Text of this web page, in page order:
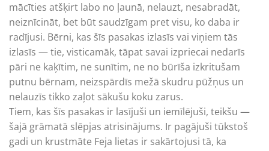
mācīties atšķirt labo no ļaunā, nelauzt, nesabradāt,
neiznīcināt, bet būt saudzīgam pret visu, ko daba ir
radījusi. Bērni, kas šīs pasakas izlasīs vai viņiem tās
izlasīs — tie, visticamāk, tāpat savai izpriecai nedarīs
pāri ne kaķītim, ne sunītim, ne no būrīša izkritušam
putnu bērnam, neizspārdīs mežā skudru pūžņus un
nelauzīs tikko zaļot sākušu koku zarus.
Tiem, kas šīs pasakas ir lasījuši un iemīlējuši, teikšu —
šajā grāmatā slēpjas atrisinājums. Ir pagājuši tūkstoš
gadi un krustmāte Feja lietas ir sakārtojusi tā, ka